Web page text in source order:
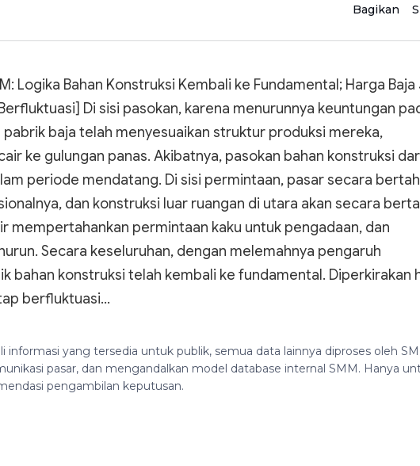
Bagikan
Logika Bahan Konstruksi Kembali ke Fundamental; Harga Baja
Di sisi pasokan, karena menurunnya keuntungan
baja telah menyesuaikan struktur produksi mereka,
ke gulungan panas. Akibatnya, pasokan bahan konstruksi
periode mendatang. Di sisi permintaan, pasar secara
dan konstruksi luar ruangan di utara akan secara
mempertahankan permintaan kaku untuk pengadaan, dan
Secara keseluruhan, dengan melemahnya pengaruh
bahan konstruksi telah kembali ke fundamental. Diperkirakan
berfluktuasi...
informasi yang tersedia untuk publik, semua data lainnya diproses oleh
pasar, dan mengandalkan model database internal SMM. Hanya
pengambilan keputusan.